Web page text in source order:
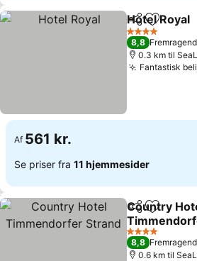
Del Føj til
Hotel Royal
4 Stjerner
8,8
0.3 km til
Fantastisk
Af 561 kr.
Se priser fra 11 hjemmesider
Del Føj til
Country
Se priser
4 Stjerner
8,8
0.6 km til